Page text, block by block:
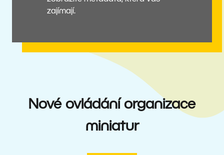
zajímají.
Nové ovládání organizace
miniatur